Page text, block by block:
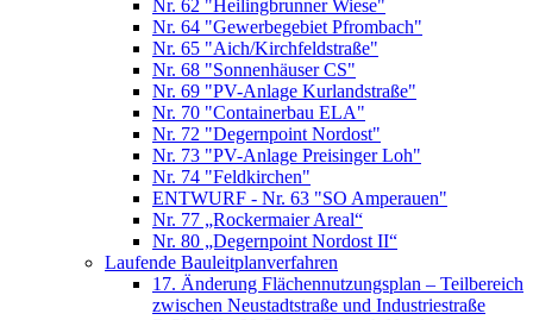
Nr. 62 "Heilingbrunner Wiese"
Nr. 64 "Gewerbegebiet Pfrombach"
Nr. 65 "Aich/Kirchfeldstraße"
Nr. 68 "Sonnenhäuser CS"
Nr. 69 "PV-Anlage Kurlandstraße"
Nr. 70 "Containerbau ELA"
Nr. 72 "Degernpoint Nordost"
Nr. 73 "PV-Anlage Preisinger Loh"
Nr. 74 "Feldkirchen"
ENTWURF - Nr. 63 "SO Amperauen"
Nr. 77 „Rockermaier Areal“
Nr. 80 „Degernpoint Nordost II“
Laufende Bauleitplanverfahren
17. Änderung Flächennutzungsplan – Teilbereich
zwischen Neustadtstraße und Industriestraße